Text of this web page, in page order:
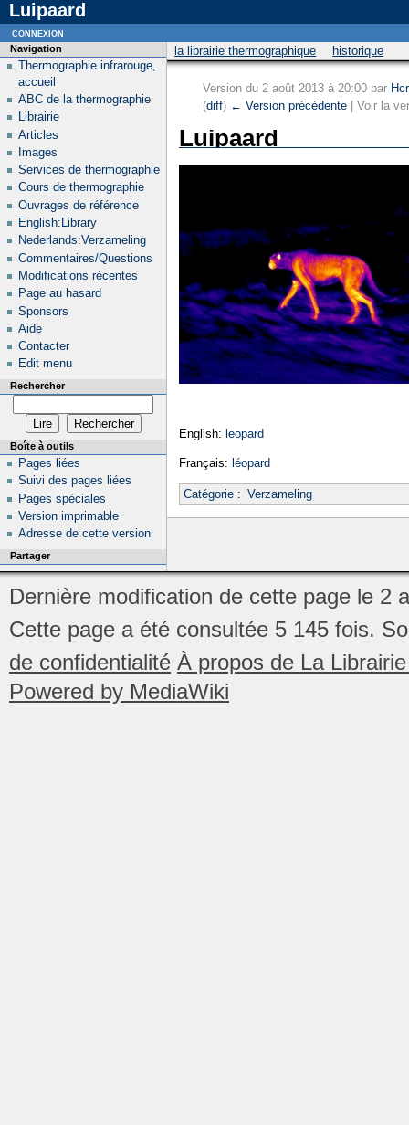
Luipaard
la librairie thermographique historique
Version du 2 août 2013 à 20:00 par
(diff) ← Version précédente | Voir la
Luipaard
English: leopard
Français: léopard
Catégorie: Verzameling
Navigation
Thermographie infrarouge,
accueil
ABC de la thermographie
Librairie
Articles
Images
Services de thermographie
Cours de thermographie
Ouvrages de référence
English:Library
Nederlands:Verzameling
Commentaires/Questions
Modifications récentes
Page au hasard
Sponsors
Aide
Contacter
Edit menu
Rechercher
Boîte à outils
Pages liées
Suivi des pages liées
Pages spéciales
Version imprimable
Adresse de cette version
Partager
connexion
Dernière modification de cette page le 2
Cette page a été consultée 5 145 fois.
de confidentialité À propos de La
Powered by MediaWiki